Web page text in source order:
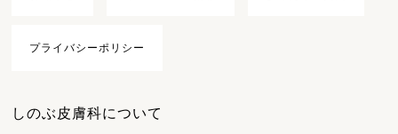
プライバシーポリシー
しのぶ皮膚科について